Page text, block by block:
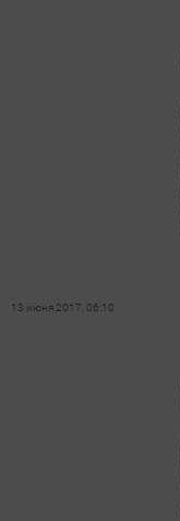
13 июня 2017, 06:10